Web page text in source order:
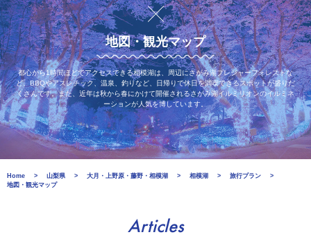
地図・観光マップ
都心から1時間ほどでアクセスできる相模湖は、周辺にさがみ湖プレジャーフォレストな
ど、BBQやアスレチック、温泉、釣りなど、日帰りで休日を満喫できるスポットが盛りだ
くさんです。また、近年は秋から春にかけて開催されるさがみ湖イルミリオンのイルミネ
ーションが人気を博しています。
Home 山梨県 大月・上野原・藤野・相模湖 相模湖
旅行プラン
地図・観光マップ
Articles